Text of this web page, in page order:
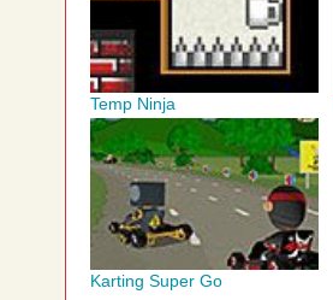
Temp Ninja
Karting Super Go